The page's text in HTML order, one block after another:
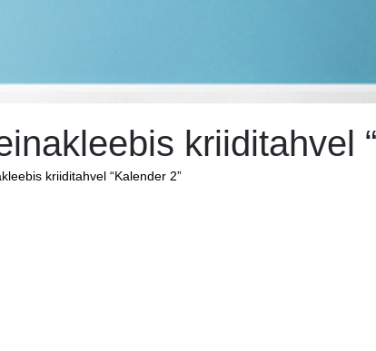
kriiditahvel
kriiditahvel “Kalender 2”